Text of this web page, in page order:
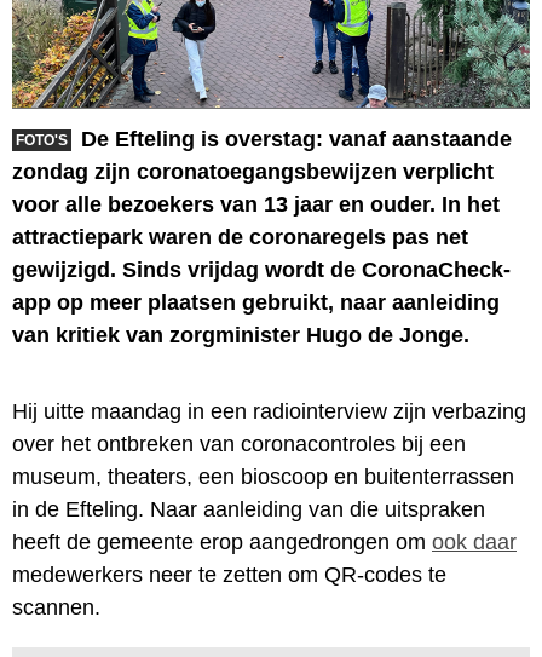
FOTO'S
De Efteling is overstag: vanaf aanstaande
zondag zijn coronatoegangsbewijzen verplicht
voor alle bezoekers van 13 jaar en ouder. In het
attractiepark waren de coronaregels pas net
gewijzigd. Sinds vrijdag wordt de CoronaCheck-
app op meer plaatsen gebruikt, naar aanleiding
van kritiek van zorgminister Hugo de Jonge.
Hij uitte maandag in een radiointerview zijn verbazing
over het ontbreken van coronacontroles bij een
museum, theaters, een bioscoop en buitenterrassen
in de Efteling. Naar aanleiding van die uitspraken
heeft de gemeente erop aangedrongen om ook daar
medewerkers neer te zetten om QR-codes te
scannen.